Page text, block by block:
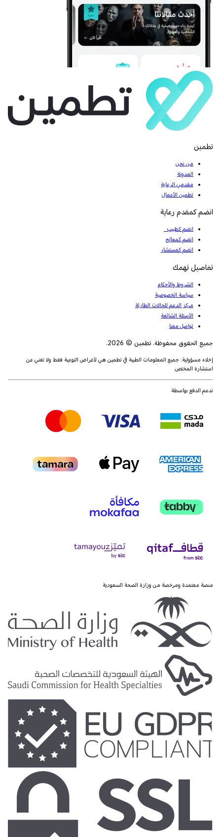
تطمين
من نحن
المدونة
مقدمي الرعاية
تطمين الأعمال
انضم كمقدم رعاية
انضم كطبيب
انضم كمعالج
انضم كمستشار
تفاصيل تهمك
الشروط والأحكام
سياسة الخصوصية
مركز الدعم للحالات الطارئة
الأسئلة الشائعة
تواصل معنا
جميع الحقوق محفوظة. تطمين © 2026.
إخلاء مسؤولية: جميع المعلومات الطبية في تطمين هي لأغراض التوعية فقط ولا تغني عن
استشارة المختص.
ندعم الدفع بواسطة
منصة معتمدة ومرخصة من وزارة الصحة السعودية